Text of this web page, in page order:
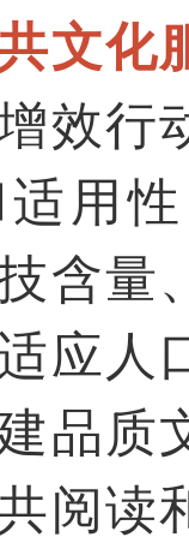
文化
效行
用
含量
应人
品质
阅读